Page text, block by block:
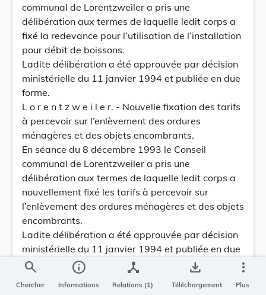
communal de Lorentzweiler a pris une
délibération aux termes de laquelle ledit corps a
fixé la redevance pour l’utilisation de l’installation
pour débit de boissons.
Ladite délibération a été approuvée par décision
ministérielle du 11 janvier 1994 et publiée en due
forme.
L o r e n t z w e i l e r. - Nouvelle fixation des tarifs
à percevoir sur l’enlèvement des ordures
ménagères et des objets encombrants.
En séance du 8 décembre 1993 le Conseil
communal de Lorentzweiler a pris une
délibération aux termes de laquelle ledit corps a
nouvellement fixé les tarifs à percevoir sur
l’enlèvement des ordures ménagères et des objets
encombrants.
Ladite délibération a été approuvée par décision
ministérielle du 11 janvier 1994 et publiée en due
forme.
L u x e m b o u r g. - Fixation des tarifs sur les
collectes séparées du verre et du papier/carton.
search
Chercher
info
Informations
device_hub
Relations (1)
save_alt
Téléchargement
more_vert
Plus